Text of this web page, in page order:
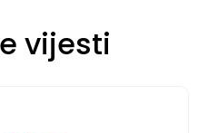
vijesti